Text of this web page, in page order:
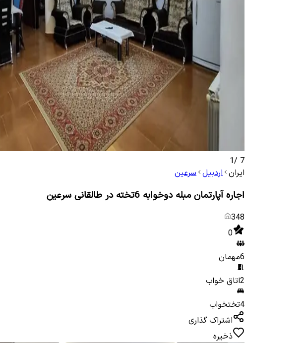
7
/
1
ایران اردبیل سرعین
اجاره آپارتمان مبله دوخوابه 6تخته در طالقانی سرعین
348
0
6مهمان
2اتاق خواب
4تختخواب
اشتراک گذاری
ذخیره